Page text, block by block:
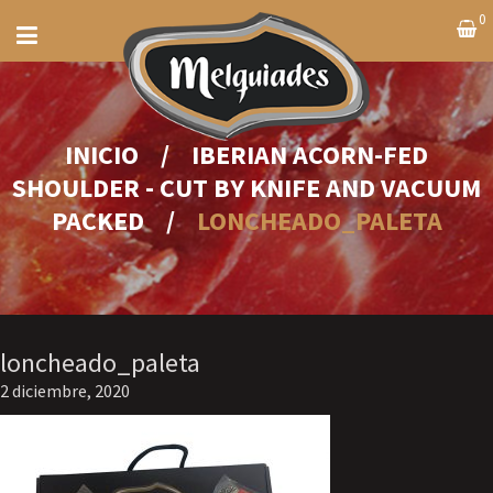
0
INICIO /
IBERIAN ACORN-FED
SHOULDER - CUT BY KNIFE AND VACUUM
PACKED
/ LONCHEADO_PALETA
loncheado_paleta
2 diciembre, 2020